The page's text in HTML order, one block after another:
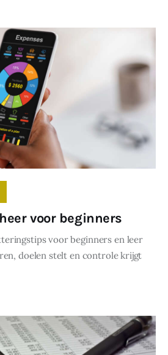
voor beginners
voor beginners en leer
doelen stelt en controle krijgt
DELEN